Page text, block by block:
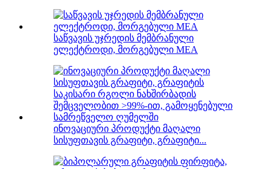
საწვავის უჯრედის მემბრანული
ელექტროდი, მორგებული MEA
ინოვაციური პროდუქტი მაღალი
სისუფთავის გრაფიტი, გრაფიტი...